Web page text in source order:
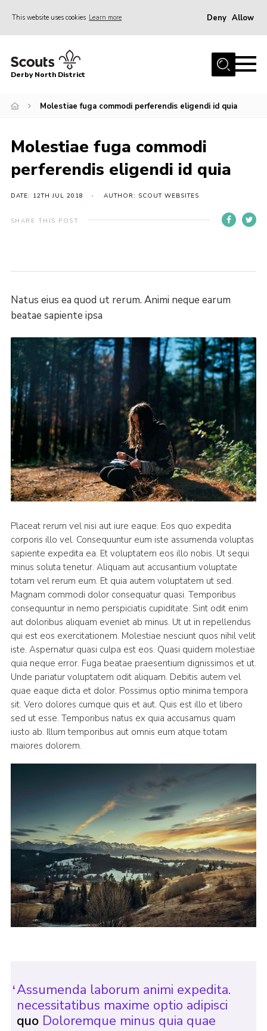
This website uses cookies Learn more Deny Allow
Home
Join
News
Events
Gallery
Contact
Join
Derby North District
Molestiae fuga commodi perferendis eligendi id quia
Molestiae fuga commodi
perferendis eligendi id quia
DATE: 12TH JUL 2018 AUTHOR: SCOUT WEBSITES
SHARE THIS POST
Natus eius ea quod ut rerum. Animi neque earum
beatae sapiente ipsa
Placeat rerum vel nisi aut iure eaque. Eos quo expedita
corporis illo vel. Consequuntur eum iste assumenda voluptas
sapiente expedita ea. Et voluptatem eos illo nobis. Ut sequi
minus soluta tenetur. Aliquam aut accusantium voluptate
totam vel rerum eum. Et quia autem voluptatem ut sed.
Magnam commodi dolor consequatur quasi. Temporibus
consequuntur in nemo perspiciatis cupiditate. Sint odit enim
aut doloribus aliquam eveniet ab minus. Ut ut in repellendus
qui est eos exercitationem. Molestiae nesciunt quos nihil velit
iste. Aspernatur quasi culpa est eos. Quasi quidem molestiae
quia neque error. Fuga beatae praesentium dignissimos et ut.
Unde pariatur voluptatem odit aliquam. Debitis autem vel
quae eaque dicta et dolor. Possimus optio minima tempora
sit. Vero dolores cumque quis et aut. Quis est illo et libero
sed ut esse. Temporibus natus ex quia accusamus quam
iusto ab. Illum temporibus aut omnis eum atque totam
maiores dolorem.
Assumenda laborum animi expedita.
necessitatibus maxime optio adipisci
quoDoloremque minus quia quae